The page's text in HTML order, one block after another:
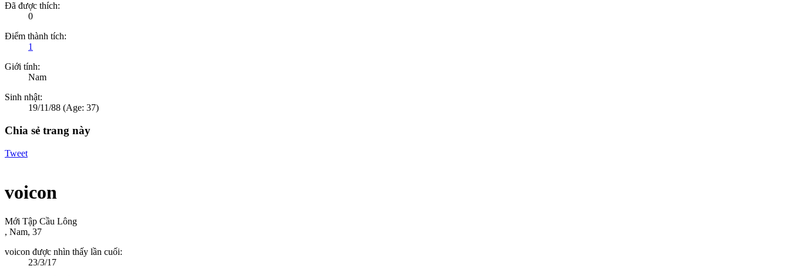
Đã được thích:
0
Điểm thành tích:
1
Giới tính:
Nam
Sinh nhật:
19/11/88 (Age: 37)
Chia sẻ trang này
Tweet
voicon
Mới Tập Cầu Lông
, Nam, 37
voicon được nhìn thấy lần cuối:
23/3/17